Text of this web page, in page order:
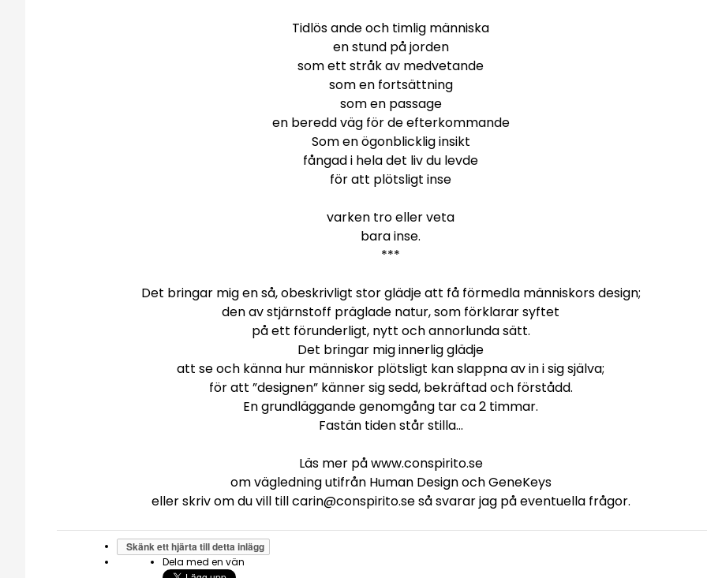
Tidlös ande och timlig människa
en stund på jorden
som ett stråk av medvetande
som en fortsättning
som en passage
en beredd väg för de efterkommande
Som en ögonblicklig insikt
fångad i hela det liv du levde
för att plötsligt inse
varken tro eller veta
bara inse.
***
Det bringar mig en så, obeskrivligt stor glädje att få förmedla människors design;
den av stjärnstoff präglade natur, som förklarar syftet
på ett förunderligt, nytt och annorlunda sätt.
Det bringar mig innerlig glädje
att se och känna hur människor plötsligt kan slappna av in i sig själva;
för att ”designen” känner sig sedd, bekräftad och förstådd.
En grundläggande genomgång tar ca 2 timmar.
Fastän tiden står stilla…
Läs mer på www.conspirito.se
om vägledning utifrån Human Design och GeneKeys
eller skriv om du vill till carin@conspirito.se så svarar jag på eventuella frågor.
Skänk ett hjärta till detta inlägg
Dela med en vän